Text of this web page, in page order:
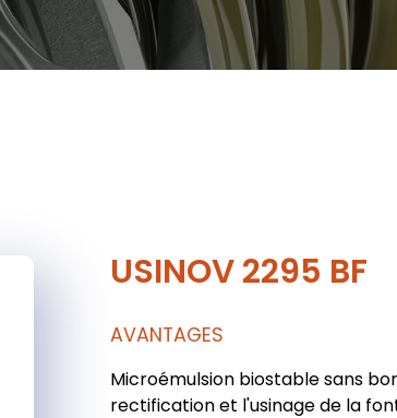
USINOV 2295 BF
AVANTAGES
Microémulsion biostable sans
rectification et l'usinage de la